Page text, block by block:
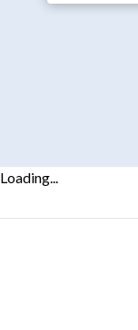
Loading...